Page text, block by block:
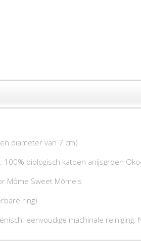
diameter van 7 cm)
100% biologisch katoen anijsgroen
Môme Sweet Mômeis
ring)
eenvoudige machinale